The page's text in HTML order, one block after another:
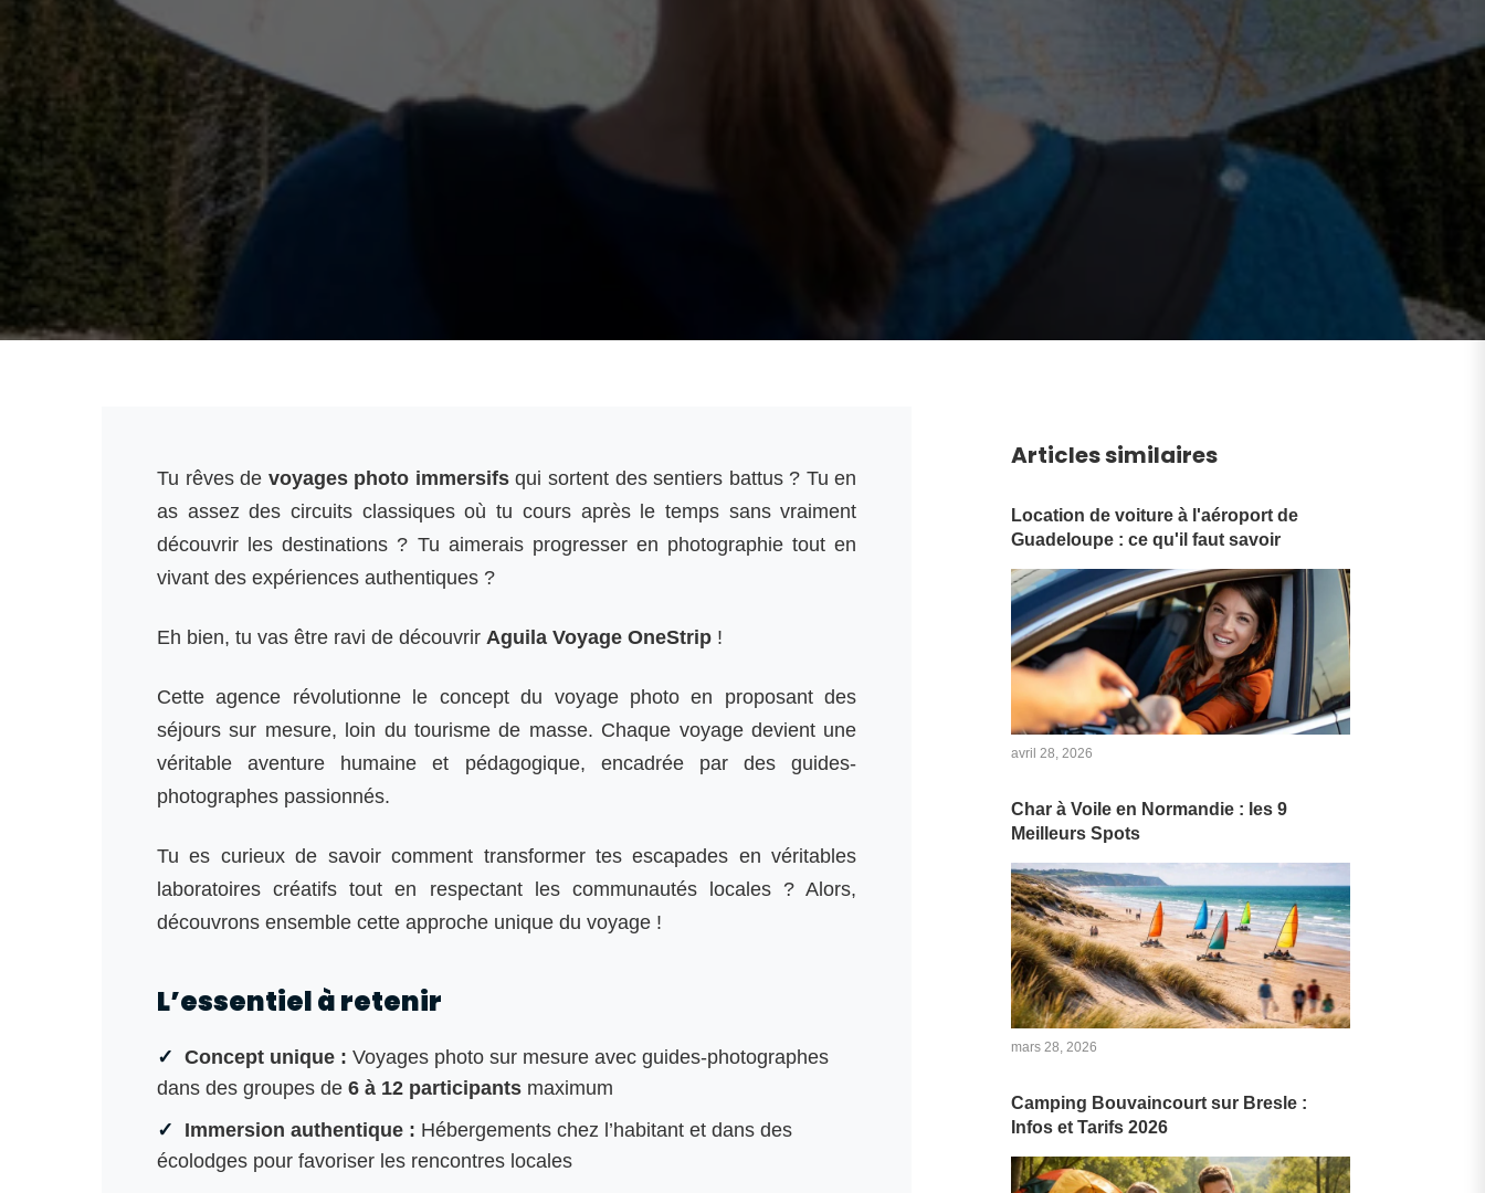
Tu rêves de voyages photo immersifsqui sortent des sentiers battus ? Tu en
as assez des circuits classiques où tu cours après le temps sans vraiment
découvrir les destinations ? Tu aimerais progresser en photographie tout en
vivant des expériences authentiques ?
Eh bien, tu vas être ravi de découvrir Aguila Voyage OneStrip !
Cette agence révolutionne le concept du voyage photo en proposant des
séjours sur mesure, loin du tourisme de masse. Chaque voyage devient une
véritable aventure humaine et pédagogique, encadrée par des guides-
photographes passionnés.
Tu es curieux de savoir comment transformer tes escapades en véritables
laboratoires créatifs tout en respectant les communautés locales ? Alors,
découvrons ensemble cette approche unique du voyage !
L’essentiel à retenir
Concept unique : Voyages photo sur mesure avec guides-photographes
dans des groupes de 6 à 12 participants maximum
Immersion authentique : Hébergements chez l’habitant et dans des
écolodges pour favoriser les rencontres locales
Articles similaires
Location de voiture à l'aéroport de
Guadeloupe : ce qu'il faut savoir
avril 28, 2026
Char à Voile en Normandie : les 9
Meilleurs Spots
mars 28, 2026
Camping Bouvaincourt sur Bresle :
Infos et Tarifs 2026